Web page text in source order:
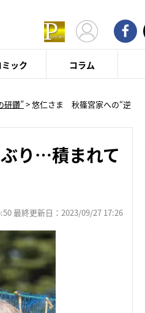
ミック コラム
研鑽”>悠仁さま 秋篠宮家への“逆
り…積まれて
最終更新日：2023/09/27 17:26